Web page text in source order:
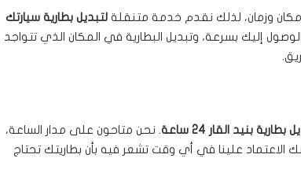
وزمان، لذلك نقدم خدمة متنقلة لتبديل بطارية سيارتك
إليك بسرعة، وتبديل البطارية في المكان الذي تتواجد
بطارية بنيد القار 24 ساعة
. نحن متاحون على مدار الساعة،
الاعتماد علينا في أي وقت تشعر فيه بأن بطاريتك تحتاج